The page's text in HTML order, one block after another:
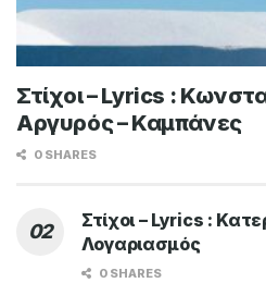
Στίχοι – Lyrics :
Αργυρός – Καμπάνες
0 SHARES
Στίχοι – Lyrics :
Λογαριασμός
0 SHARES